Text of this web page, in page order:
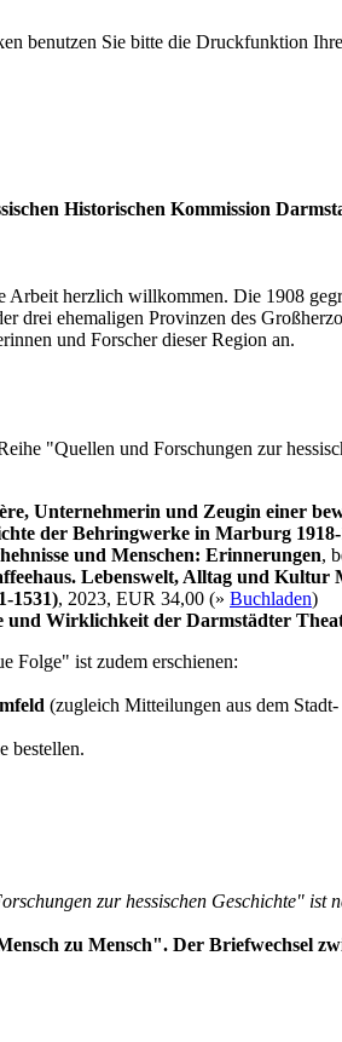
benutzen Sie bitte die Druckfunktion
Historischen Kommission
Arbeit herzlich willkommen. Die 1908
drei ehemaligen Provinzen des
und Forscher dieser Region an.
"Quellen und Forschungen zur
Unternehmerin und Zeugin einer
der Behringwerke in Marburg
und Menschen: Erinnerungen,
Lebenswelt, Alltag und
1531), 2023, EUR 34,00 (» Buchladen)
Wirklichkeit der Darmstädter
Folge" ist zudem erschienen:
(zugleich Mitteilungen aus dem
bestellen.
zur hessischen Geschichte" ist
zu Mensch". Der Briefwechsel